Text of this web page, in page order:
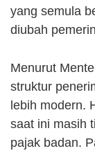
yang semula
diubah
Menurut
struktur
lebih modern.
saat ini masih
pajak badan.